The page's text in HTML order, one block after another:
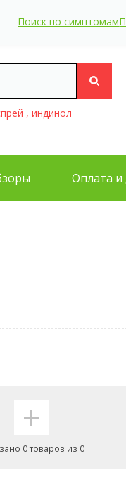
Поиск по симптомам
, индинол
Оплата и
+
0 товаров из 0